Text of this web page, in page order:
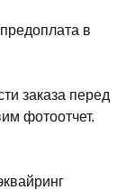
в
заказа перед
фотоотчет.